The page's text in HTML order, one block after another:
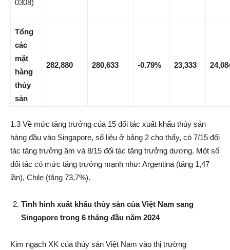
0308)
Tổng
các
mặt
hàng
thủy
sản
282,880 280,633 -0.79% 23,333
1.3 Về mức tăng trưởng của 15 đối tác xuất khẩu thủy sản
hàng đầu vào Singapore, số liệu ở bảng 2 cho thấy, có 7/15 đối
tác tăng trưởng âm và 8/15 đối tác tăng trưởng dương. Một số
đối tác có mức tăng trưởng mạnh như: Argentina (tăng 1,47
lần), Chile (tăng 73,7%).
Tình hình xuất khẩu thủy sản của Việt Nam sang
Singapore trong 6 tháng đầu năm 2024
Kim ngạch XK của thủy sản Việt Nam vào thị trường